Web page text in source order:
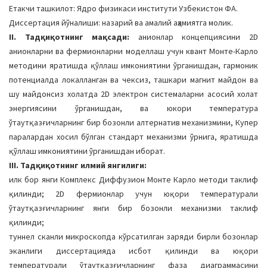
Етакчи ташкилот: Ядро физикаси институти Узбекистон ФА.
Диссертация йўналиши: назарий ва амалий аҳамиятга молик.
II. Тадқиқотнинг мақсади: анионлар концепциясини 2D
анионларни ва фермионларни моделлаш учун квант Монте-Карло
методини яратишда қўллаш имкониятини ўрганишдан, гармоник
потенциалда локалланган ва чексиз, ташкари магнит майдон ва
шу майдонсиз холатда 2D электрон системаларни асосий холат
энергиясини ўрганишдан, ва юкори температура
ўтаутқазғичларнинг бир бозонли алтернатив механизмини, Купер
паралардан хосил бўлган стандарт механизми ўрнига, яратишда
қўллаш имкониятини ўрганишдан иборат.
III. Тадқиқотнинг илмий янгилиги:
илк бор янги Комплекс Диффузион Монте Карло методи таклиф
қилинди; 2D фермионлар учун юқори температурали
ўтаутқазғичларнинг янги бир бозонли механизми таклиф
қилинди;
туннел сканли микроскопда кўрсатилган заряди бирли бозонлар
эканлиги диссертацияда исбот қилинди ва юқори
температурали ўтаутқазғичларнинг фаза диаграммасини